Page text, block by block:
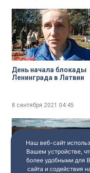
День начала блокады
Ленинграда в Латвии
8 сентября 2021 04:45
Наш веб-сайт
Вашем устройстве,
более удобными для
сайта и содействия